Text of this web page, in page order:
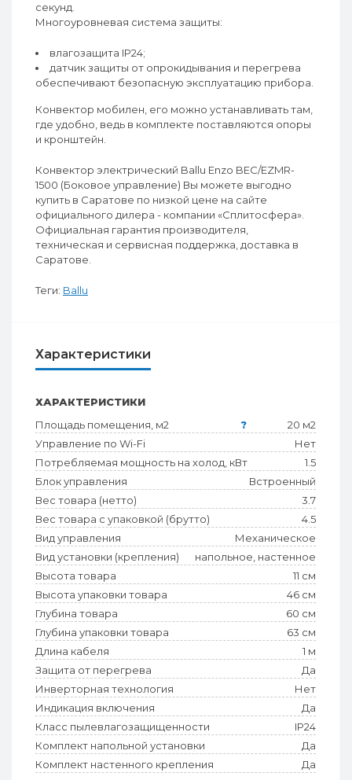
секунд.
Многоуровневая система защиты:
влагозащита IP24;
датчик защиты от опрокидывания и перегрева
обеспечивают безопасную эксплуатацию прибора.
Конвектор мобилен, его можно устанавливать там,
где удобно, ведь в комплекте поставляются опоры
и кронштейн.
Конвектор электрический Ballu Enzo BEC/EZMR-
1500 (Боковое управление) Вы можете выгодно
купить в Саратове по низкой цене на сайте
официального дилера - компании «Сплитосфера».
Официальная гарантия производителя,
техническая и сервисная поддержка, доставка в
Саратове.
Теги: Ballu
Характеристики
ХАРАКТЕРИСТИКИ
Площадь помещения, м2
?
20 м2
Управление по Wi-Fi
Нет
Потребляемая мощность на холод, кВт
1.5
Блок управления
Встроенный
Вес товара (нетто)
3.7
Вес товара с упаковкой (брутто)
4.5
Вид управления
Механическое
Вид установки (крепления)
напольное, настенное
Высота товара
11 см
Высота упаковки товара
46 см
Глубина товара
60 см
Глубина упаковки товара
63 см
Длина кабеля
1 м
Защита от перегрева
Да
Инверторная технология
Нет
Индикация включения
Да
Класс пылевлагозащищенности
IP24
Комплект напольной установки
Да
Комплект настенного крепления
Да